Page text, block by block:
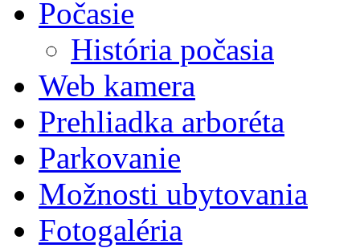
Počasie
História počasia
Web kamera
Prehliadka arboréta
Parkovanie
Možnosti ubytovania
Fotogaléria